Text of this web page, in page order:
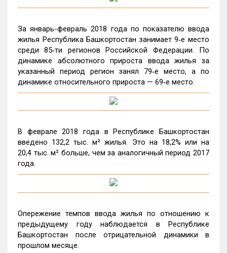
За январь-февраль 2018 года по показателю ввода
жилья Республика Башкортостан занимает 9‑е место
среди 85‑ти регионов Российской Федерации. По
динамике абсолютного прироста ввода жилья за
указанный период регион занял 79‑е место, а по
динамике относительного прироста — 69‑е место.
В феврале 2018 года в Республике Башкортостан
введено 132,2 тыс. м² жилья. Это на 18,2% или на
20,4 тыс. м² больше, чем за аналогичный период 2017
года.
Опережение темпов ввода жилья по отношению к
предыдущему году наблюдается в Республике
Башкортостан после отрицательной динамики в
прошлом месяце.